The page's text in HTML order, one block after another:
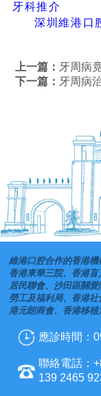
牙科推介
深圳維港口
上一篇： 牙周病竟
下一篇： 牙周病
維港口腔合作的香港機
香港東華三院、香港
居民聯會、沙田區關
勞工及福利局、香港
港元朗商會、香港移植
應診時間：
聯絡電話：
139 2465